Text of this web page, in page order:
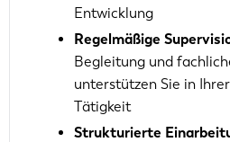
Entwicklung
Regelmäßige
Begleitung und
unterstützen Sie in
Tätigkeit
Strukturierte